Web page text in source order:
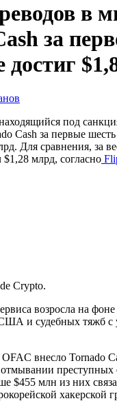
в
за
достиг
под
Cash за первые
Для сравнения, за
$1,28 млрд, согласно
Crypto.
возросла на
и судебных тяжб с
внесло Tornado
отмывании преступных
$455 млн из них
хакерской